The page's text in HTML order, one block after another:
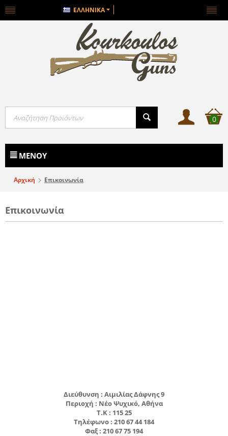
ΕΛΛΗΝΙΚΆ
0
ΜΕΝΟΎ
Αρχική Επικοινωνία
Επικοινωνία
Διεύθυνση : Αιμιλίας Δάφνης 9
Περιοχή : Νέο Ψυχικό, Αθήνα
Τ.Κ : 115 25
Τηλέφωνο : 210 67 44 184
Φαξ : 210 67 75 194